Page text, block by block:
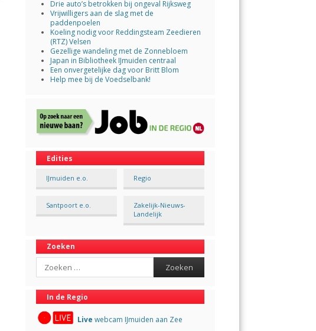
Drie auto’s betrokken bij ongeval Rijksweg
Vrijwilligers aan de slag met de
paddenpoelen
Koeling nodig voor Reddingsteam Zeedieren
(RTZ) Velsen
Gezellige wandeling met de Zonnebloem
Japan in Bibliotheek IJmuiden centraal
Een onvergetelijke dag voor Britt Blom
Help mee bij de Voedselbank!
Edities
IJmuiden e.o. Regio
Santpoort e.o.
Zakelijk-Nieuws-
Landelijk
Zoeken
Search
In de Regio
Live webcam IJmuiden aan Zee